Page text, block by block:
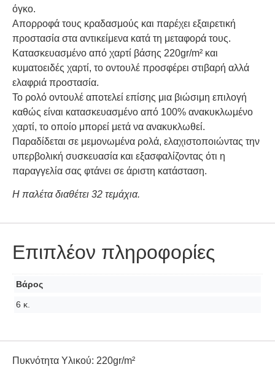
όγκο.
Απορροφά τους κραδασμούς και παρέχει εξαιρετική
προστασία στα αντικείμενα κατά τη μεταφορά τους.
Κατασκευασμένο από χαρτί βάσης 220gr/m² και
κυματοειδές χαρτί, το οντουλέ προσφέρει στιβαρή αλλά
ελαφριά προστασία.
Το ρολό οντουλέ αποτελεί επίσης μια βιώσιμη επιλογή
καθώς είναι κατασκευασμένο από 100% ανακυκλωμένο
χαρτί, το οποίο μπορεί μετά να ανακυκλωθεί.
Παραδίδεται σε μεμονωμένα ρολά, ελαχιστοποιώντας την
υπερβολική συσκευασία και εξασφαλίζοντας ότι η
παραγγελία σας φτάνει σε άριστη κατάσταση.
Η παλέτα διαθέτει 32 τεμάχια.
Επιπλέον πληροφορίες
Βάρος
6 κ.
Πυκνότητα Υλικού: 220gr/m²